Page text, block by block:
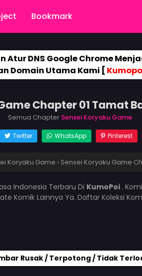
Bookmark
Atur DNS Google Chrome
Domain Utama Kami [
Chapter 01 Tamat
Semua Chapter Sensei Koryaku Game
Twitter WhatsApp Pinterest
Koryaku Game › Sensei Koryaku Game
Indonesia Terbaru Di KumoPoi .
Komik Lainnya Ya. Daftar Koleksi
Rusak / Terpotong / Tidak